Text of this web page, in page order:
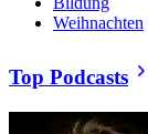
Weihnachten
Top Podcasts